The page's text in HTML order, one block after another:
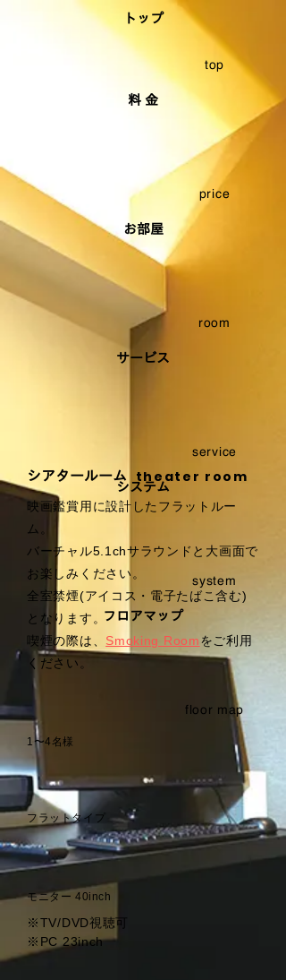
トップ
top
料 金
price
お部屋
room
サービス
service
システム
system
フロアマップ
floor map
シアタールーム theater room
映画鑑賞用に設計したフラットルー
ム。
バーチャル5.1chサラウンドと大画面で
お楽しみください。
全室禁煙(アイコス・電子たばこ含む)
となります。
喫煙の際は、 Smoking Roomをご利用
ください。
1〜4名様
フラットタイプ
モニター 40inch
※TV/DVD視聴可
※PC 23inch